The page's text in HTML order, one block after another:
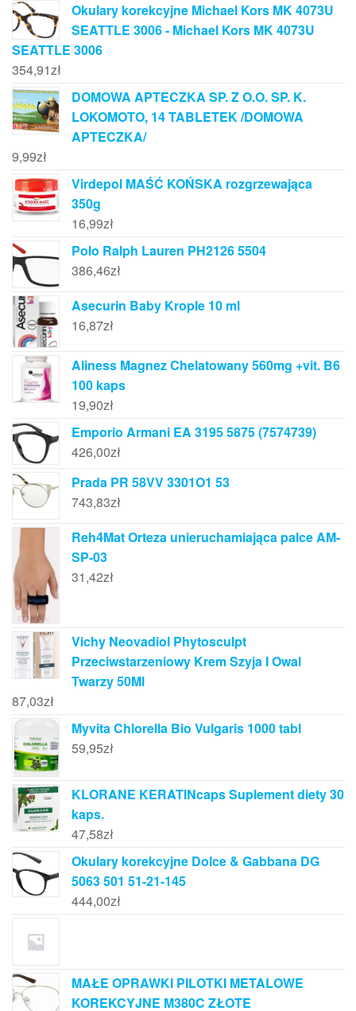
Okulary korekcyjne Michael Kors MK 4073U
SEATTLE 3006 - Michael Kors MK 4073U
SEATTLE 3006
354,91zł
DOMOWA APTECZKA SP. Z O.O. SP. K.
LOKOMOTO, 14 TABLETEK /DOMOWA
APTECZKA/
9,99zł
Virdepol MAŚĆ KOŃSKA rozgrzewająca
350g
16,99zł
Polo Ralph Lauren PH2126 5504
386,46zł
Asecurin Baby Krople 10 ml
16,87zł
Aliness Magnez Chelatowany 560mg +vit. B6
100 kaps
19,90zł
Emporio Armani EA 3195 5875 (7574739)
426,00zł
Prada PR 58VV 3301O1 53
743,83zł
Reh4Mat Orteza unieruchamiająca palce AM-
SP-03
31,42zł
Vichy Neovadiol Phytosculpt
Przeciwstarzeniowy Krem Szyja I Owal
Twarzy 50Ml
87,03zł
Myvita Chlorella Bio Vulgaris 1000 tabl
59,95zł
KLORANE KERATINcaps Suplement diety 30
kaps.
47,58zł
Okulary korekcyjne Dolce & Gabbana DG
5063 501 51-21-145
444,00zł
MAŁE OPRAWKI PILOTKI METALOWE
KOREKCYJNE M380C ZŁOTE